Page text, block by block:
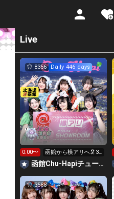
Live
8356 Daily 446 days
0:00〜
函館から横アリへ🦑31
0万目標！キラ星
【求】
函館Chu-Hapiチューハピ🌈
3588